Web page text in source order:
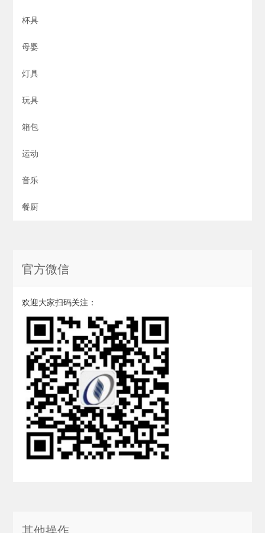
杯具
母婴
灯具
玩具
箱包
运动
音乐
餐厨
官方微信
欢迎大家扫码关注：